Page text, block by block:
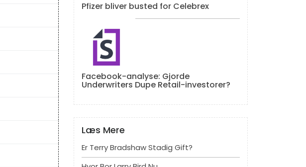
Pfizer bliver busted for Celebrex
Facebook-analyse: Gjorde
Underwriters Dupe Retail-investorer?
Læs Mere
Er Terry Bradshaw Stadig Gift?